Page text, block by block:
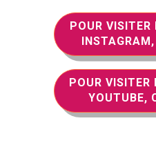
POUR VISITER
POUR VISITER
YOUTUBE,